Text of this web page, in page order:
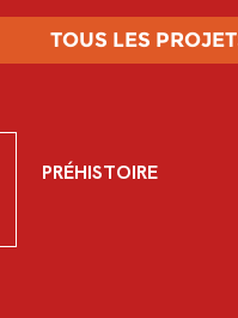
TOUS LES
PRÉHISTOIRE